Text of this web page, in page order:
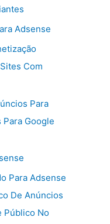
Adsense
Com
Para
Google
Para Adsense
De Anúncios
Público No